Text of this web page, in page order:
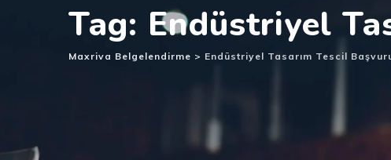
Tag: Endüstriyel
Maxriva Belgelendirme > Endüstriyel Tasarım Tescil